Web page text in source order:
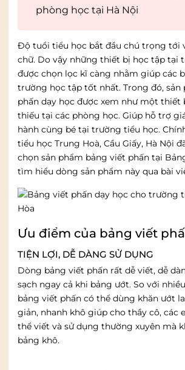
phòng học tại Hà Nội
Độ tuổi tiểu học bắt đầu chú trọng tới
chữ. Do vậy những thiết bị học tập tại
được chọn lọc kĩ càng nhằm giúp các
trường học tập tốt nhất. Trong đó, sản
phấn dạy học được xem như một thiết
thiếu tại các phòng học. Giúp hỗ trợ
hành cùng bé tại trường tiểu học.
tiểu học Trung Hoà, Cầu Giấy, Hà Nội
chọn sản phẩm bảng viết phấn tại
tìm hiểu dòng sản phẩm này qua bài
Ưu điểm của bảng viết
TIỆN LỢI, DỄ DÀNG SỬ DỤNG
Dòng bảng viết phấn rất dễ viết, dễ
sạch ngay cả khi bảng ướt. So với
bảng viết phấn có thể dùng khăn ướt
giản, nhanh khô giúp cho thầy cô, các
thể viết và sử dụng thường xuyên mà
bảng khô.